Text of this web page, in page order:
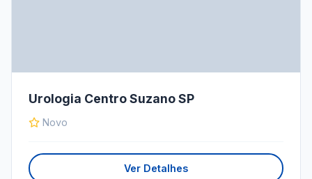
Urologia Centro Suzano SP
Novo
Ver Detalhes